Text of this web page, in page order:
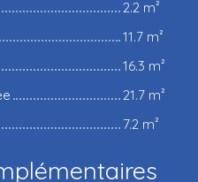
2.2 m²
11.7 m²
16.3 m²
21.7 m²
7.2 m²